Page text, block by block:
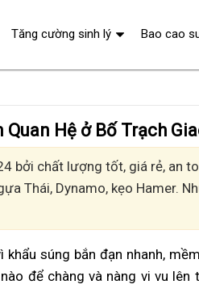
Hệ ở Bố Trạch
bởi chất lượng tốt, giá rẻ, an
Thái, Dynamo, kẹo Hamer.
súng bắn đạn nhanh,
để chàng và nàng vi vu
Tăng cường sinh lý Bao cao